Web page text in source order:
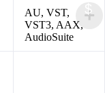
AU, VST,
VST3, AAX,
AudioSuite
$